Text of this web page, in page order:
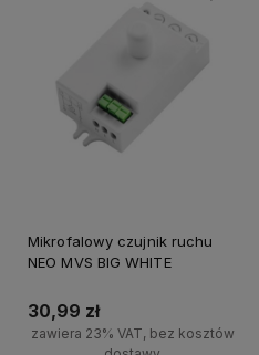
Mikrofalowy czujnik ruchu
NEO MVS BIG WHITE
30,99 zł
zawiera 23% VAT, bez kosztów